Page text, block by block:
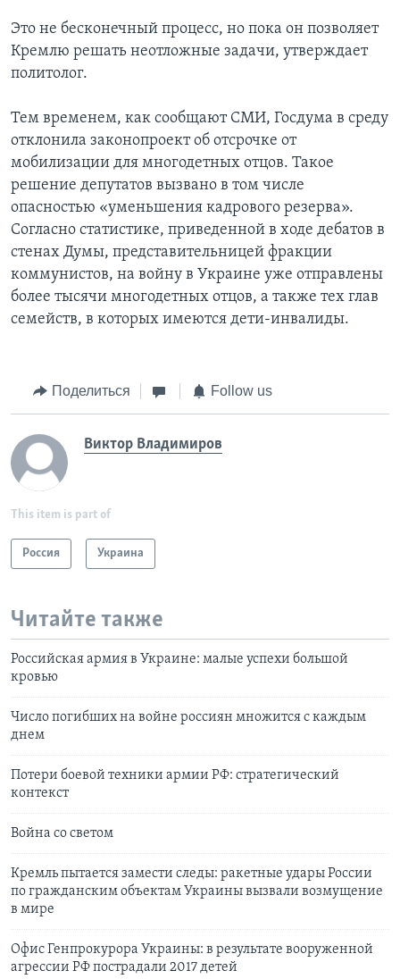
Это не бесконечный процесс, но пока он позволяет
Кремлю решать неотложные задачи, утверждает
политолог.
Тем временем, как сообщают СМИ, Госдума в среду
отклонила законопроект об отсрочке от
мобилизации для многодетных отцов. Такое
решение депутатов вызвано в том числе
опасностью «уменьшения кадрового резерва».
Согласно статистике, приведенной в ходе дебатов в
стенах Думы, представительницей фракции
коммунистов, на войну в Украине уже отправлены
более тысячи многодетных отцов, а также тех глав
семейств, в которых имеются дети-инвалиды.
Поделиться Follow us
Виктор Владимиров
This item is part of
Россия Украина
Читайте также
Российская армия в Украине: малые успехи большой
кровью
Число погибших на войне россиян множится с каждым
днем
Потери боевой техники армии РФ: стратегический
контекст
Война со светом
Кремль пытается замести следы: ракетные удары России
по гражданским объектам Украины вызвали возмущение
в мире
Офис Генпрокурора Украины: в результате вооруженной
агрессии РФ пострадали 2017 детей